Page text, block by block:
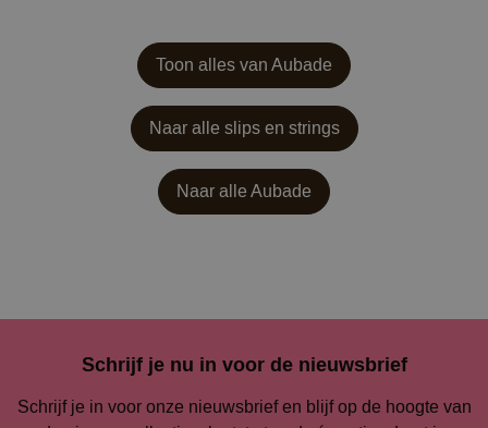
Toon alles van Aubade
Naar alle slips en strings
Naar alleAubade
Schrijf je nu in voor de nieuwsbrief
Schrijf je in voor onze nieuwsbrief en blijf op de hoogte van